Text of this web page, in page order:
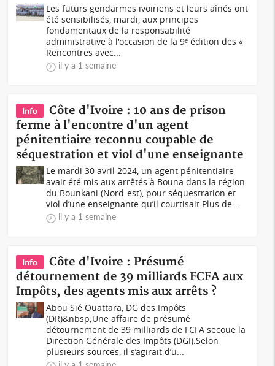
Les futurs gendarmes ivoiriens et leurs aînés ont
été sensibilisés, mardi, aux principes
fondamentaux de la responsabilité
administrative à l'occasion de la 9ᵉ édition des «
Rencontres avec...
il y a 1 semaine
Info
Côte d'Ivoire : 10 ans de prison
ferme à l'encontre d'un agent
pénitentiaire reconnu coupable de
séquestration et viol d'une enseignante
Le mardi 30 avril 2024, un agent pénitentiaire
avait été mis aux arrêtés à Bouna dans la région
du Bounkani (Nord-est), pour séquestration et
viol d’une enseignante qu’il courtisait.Plus de...
il y a 1 semaine
Info
Côte d'Ivoire : Présumé
détournement de 39 milliards FCFA aux
Impôts, des agents mis aux arrêts ?
Abou Sié Ouattara, DG des Impôts
(DR)&nbsp;Une affaire de présumé
détournement de 39 milliards de FCFA secoue la
Direction Générale des Impôts (DGI).Selon
plusieurs sources, il s’agirait d’u...